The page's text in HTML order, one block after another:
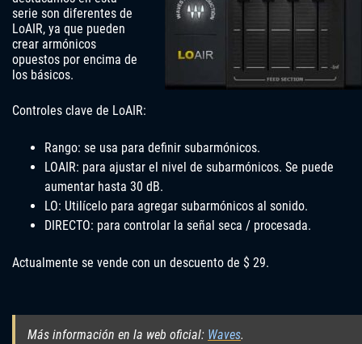
serie son diferentes de
LoAIR, ya que pueden
crear armónicos
opuestos por encima de
los básicos.
Controles clave de LoAIR:
Rango: se usa para definir subarmónicos.
LOAIR: para ajustar el nivel de subarmónicos. Se puede
aumentar hasta 30 dB.
LO: Utilícelo para agregar subarmónicos al sonido.
DIRECTO: para controlar la señal seca / procesada.
Actualmente se vende con un descuento de $ 29.
Más información en la web oficial: Waves.